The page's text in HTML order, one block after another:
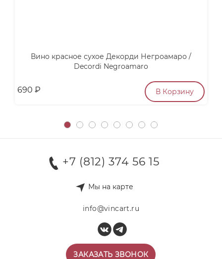
Вино красное сухое Декорди Негроамаро /
Decordi Negroamaro
690 ₽ В Корзину
+7 (812) 374 56 15
Мы на карте
info@vincart.ru
ЗАКАЗАТЬ ЗВОНОК